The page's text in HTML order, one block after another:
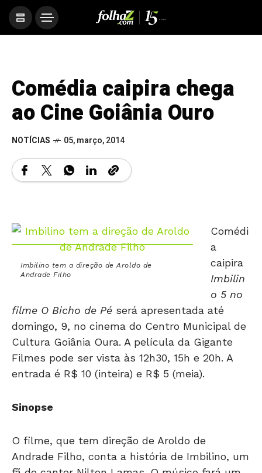
Comédia caipira chega
ao Cine Goiânia Ouro
NOTÍCIAS 05, março, 2014
Imbilino tem a direção de Aroldo de
Andrade Filho
Comédi
a
caipira
Imbilin
o 5 no
filme O Bicho de Pé será apresentada até
domingo, 9, no cinema do Centro Municipal de
Cultura Goiânia Oura. A película da Gigante
Filmes pode ser vista às 12h30, 15h e 20h. A
entrada é R$ 10 (inteira) e R$ 5 (meia).
Sinopse
O filme, que tem direção de Aroldo de
Andrade Filho, conta a história de Imbilino, um